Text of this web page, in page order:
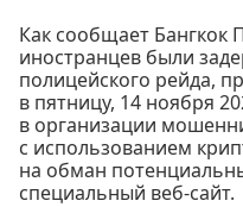
Как сообщает Бангкок
иностранцев были
полицейского рейда,
в пятницу, 14 ноября
в организации
с использованием
на обман
специальный веб-сайт.